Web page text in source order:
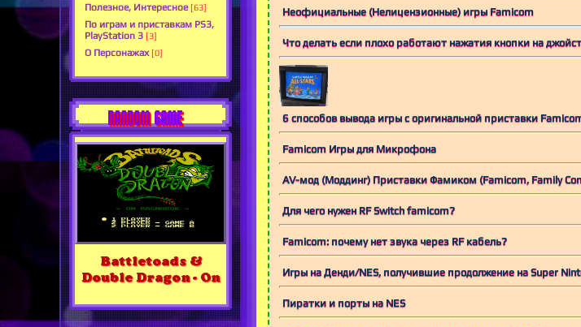
Полезное, Интересное [63]
По играм и приставкам PS3,
PlayStation 3 [3]
О Персонажах [0]
RANDOM GAME
Battletoads &
Double Dragon - On
Неофициальные (Нелицензионные) игры Famicom
Что делать если плохо работают нажатия кнопки на
6 способов вывода игры с оригинальной приставки
Famicom Игры для Микрофона
AV-мод (Моддинг) Приставки Фамиком (Famicom, Family
Для чего нужен RF Switch famicom?
Famicom: почему нет звука через RF кабель?
Игры на Денди/NES, получившие продолжение на Super
Пиратки и порты на NES